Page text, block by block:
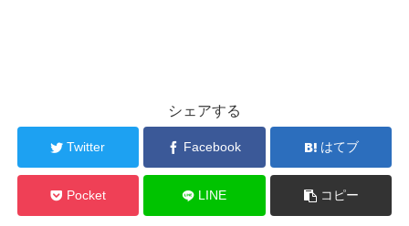
シェアする
Twitter Facebook はてブ
Pocket LINE コピー